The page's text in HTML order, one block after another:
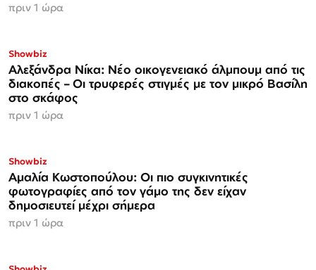
πριν 1 ώρα
Showbiz
Αλεξάνδρα Νίκα: Νέο οικογενειακό άλμπουμ από τις
διακοπές – Οι τρυφερές στιγμές με τον μικρό Βασίλη
στο σκάφος
πριν 1 ώρα
Showbiz
Αμαλία Κωστοπούλου: Οι πιο συγκινητικές
φωτογραφίες από τον γάμο της δεν είχαν
δημοσιευτεί μέχρι σήμερα
πριν 1 ώρα